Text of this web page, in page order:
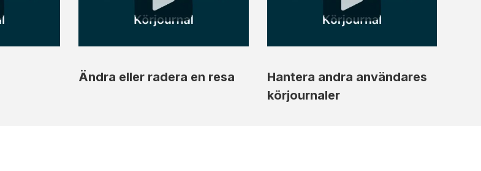
Ändra eller radera en resa
Hantera andra användares
körjournaler